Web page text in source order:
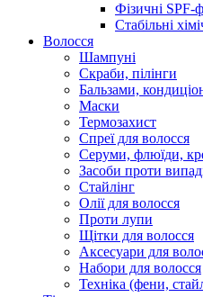
Фізичні SPF-
Стабільні
Волосся
Шампуні
Скраби, пілінги
Бальзами,
Маски
Термозахист
Спреї для волосся
Серуми, флюїди,
Засоби проти
Стайлінг
Олії для волосся
Проти лупи
Щітки для волосся
Аксесуари для
Набори для волосся
Техніка (фени,